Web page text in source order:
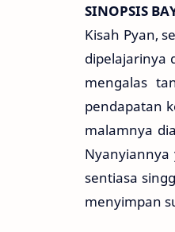
SINOPSIS
Kisah Pyan,
dipelajarinya
mengalas
pendapatan
malamnya
sentiasa
menyimpan